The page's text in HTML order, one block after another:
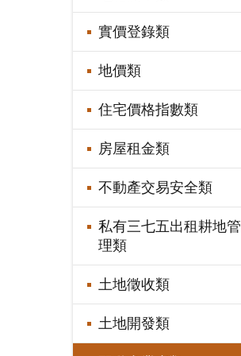
實價登錄類
地價類
住宅價格指數類
房屋租金類
不動產交易安全類
私有三七五出租耕地管
理類
土地徵收類
土地開發類